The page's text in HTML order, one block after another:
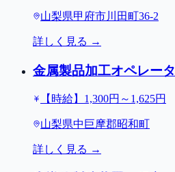
山梨県甲府市川田町36-2
詳しく見る →
金属製品加工オペレー
【時給】1,300円～1,625円
山梨県中巨摩郡昭和町
詳しく見る →